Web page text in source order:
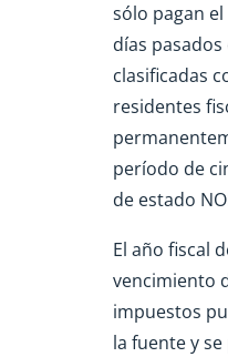
sólo pagan
días
clasificadas
residentes
período de
de estado
El año fiscal
vencimiento
impuestos
la fuente y